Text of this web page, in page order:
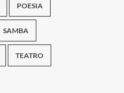
POESIA
SAMBA
TEATRO